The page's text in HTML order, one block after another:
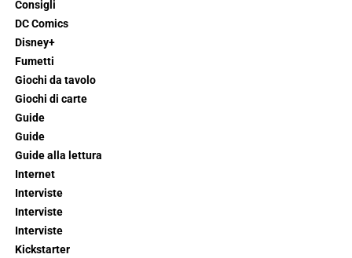
Consigli
DC Comics
Disney+
Fumetti
Giochi da tavolo
Giochi di carte
Guide
Guide
Guide alla lettura
Internet
Interviste
Interviste
Interviste
Kickstarter